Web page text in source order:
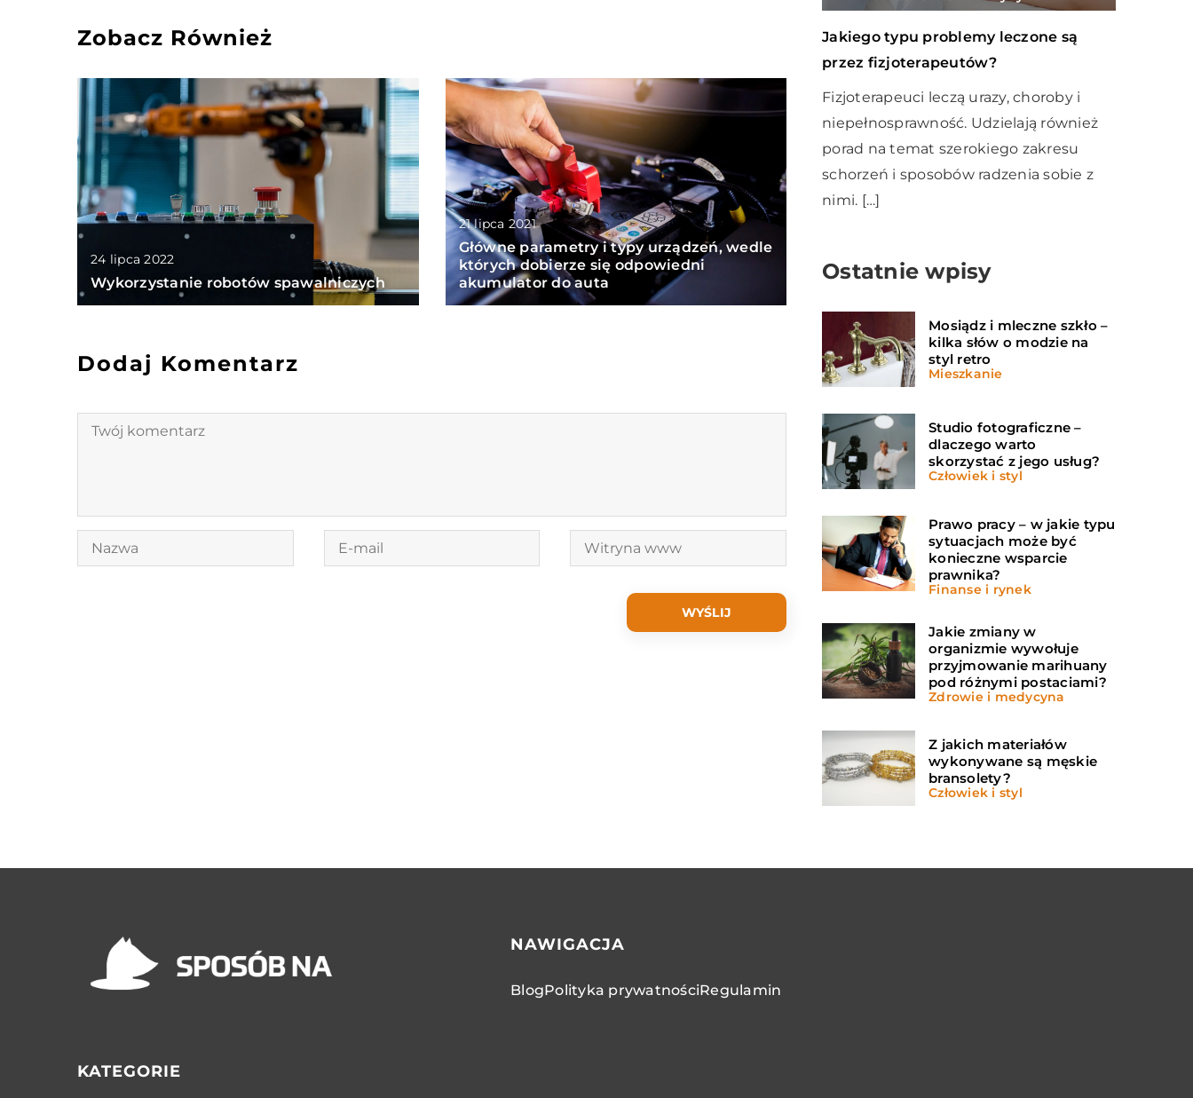
Zobacz Również
24 lipca 2022
Wykorzystanie robotów spawalniczych
21 lipca 2021
Główne parametry i typy urządzeń, wedle
których dobierze się odpowiedni
akumulator do auta
Dodaj Komentarz
Jakiego typu problemy leczone są
przez fizjoterapeutów?
Fizjoterapeuci leczą urazy, choroby i
niepełnosprawność. Udzielają również
porad na temat szerokiego zakresu
schorzeń i sposobów radzenia sobie z
nimi. […]
Ostatnie wpisy
Mosiądz i mleczne szkło –
kilka słów o modzie na
styl retro
Mieszkanie
Studio fotograficzne –
dlaczego warto
skorzystać z jego usług?
Człowiek i styl
Prawo pracy – w jakie typu
sytuacjach może być
konieczne wsparcie
prawnika?
Finanse i rynek
Jakie zmiany w
organizmie wywołuje
przyjmowanie marihuany
pod różnymi postaciami?
Zdrowie i medycyna
Z jakich materiałów
wykonywane są męskie
bransolety?
Człowiek i styl
NAWIGACJA
BlogPolityka prywatnościRegulamin
KATEGORIE